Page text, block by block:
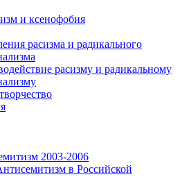
и ксенофобия
расизма и радикального
расизму и радикальному
2003-2006
в Российской